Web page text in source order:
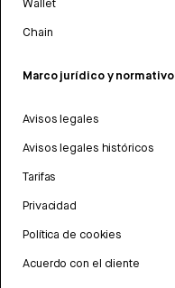
Wallet
Chain
Marco jurídico y normativo
Avisos legales
Avisos legales históricos
Tarifas
Privacidad
Política de cookies
Acuerdo con el cliente